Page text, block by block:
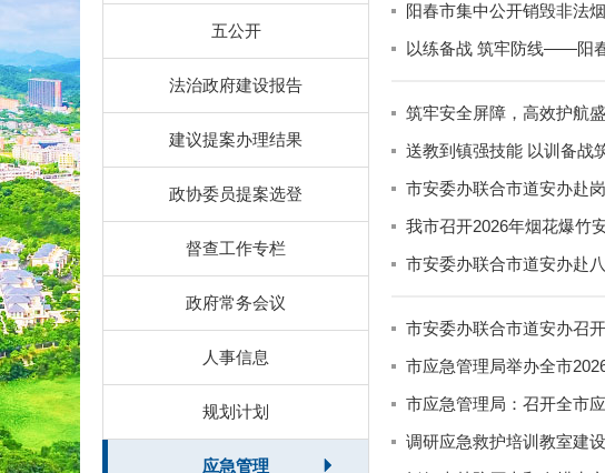
五公开
法治政府建设报告
建议提案办理结果
政协委员提案选登
督查工作专栏
政府常务会议
人事信息
规划计划
应急管理
阳春市集中公开销毁非法
以练备战 筑牢防线——阳
筑牢安全屏障，高效护航
送教到镇强技能 以训备战
——阳江市专业森林消防
市安委办联合市道安办赴
我市召开2026年烟花爆竹
市安委办联合市道安办赴
市安委办联合市道安办召
市应急管理局举办全市
市应急管理局：召开全市
调研应急救护培训教室建